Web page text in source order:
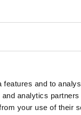
and to
analytics
your use of their
sonorità. La